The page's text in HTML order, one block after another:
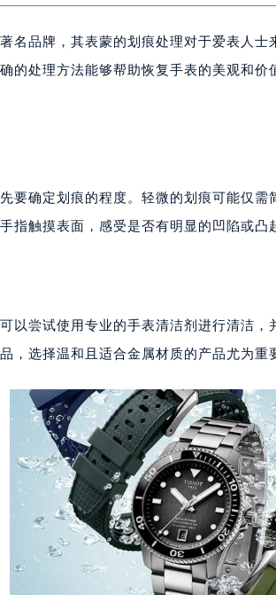
四路128-1号恒力城写字楼15层03室（需
民东路6号SAC东原中心写字楼24层
音桥步行街2号融恒时代广场写字楼9层
街路137号亨得利名表服务中心（品牌授
街路83号亨得利名表服务中心（品牌授权
民路15号国际金融大厦7层G室（需提前
季华五路57号万科金融中心C座12层1205室
人民中路139号恒隆广场写字楼1座11层
工农路57号圆融广场写字楼16层1603室（
业园区星港街199号苏州中心办公楼C座22
解放大道686号世界贸易大厦38层09室（需
金湖路59号地王大厦12楼1224室（需提前
潜山路111号万象城华润大厦B座12楼03室
宝洲路729号浦西万达中心写字楼A座7楼
东路6号华润大厦B座22层04室（需提前预
胜利路139号万达金融中心A座907室（需
名品牌，其表蒙的划痕处理对于爱表人
的处理方法能够帮助恢复手表的美观和
要确定划痕的程度。轻微的划痕可能仅
指触摸表面，感受是否有明显的凹陷或凸
以尝试使用专业的手表清洁剂进行清洁
，选择温和且适合金属材质的产品尤为重